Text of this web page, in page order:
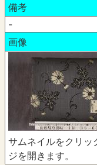
備考
-
画像
サムネイルをクリッ
ジを開きます。